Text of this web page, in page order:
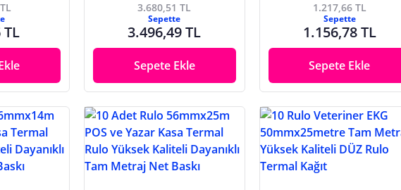
TL
3.680,51 TL
Sepette
3.496,49 TL
Sepete Ekle
1.217,66 TL
Sepette
1.156,78 TL
Sepete Ekle